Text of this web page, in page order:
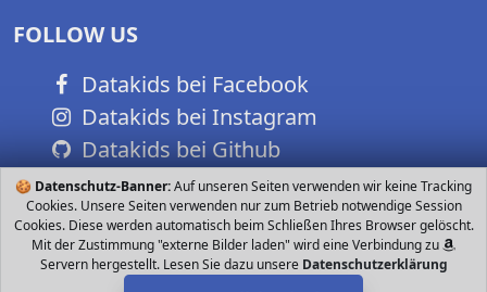
🍪 Datenschutz-Banner:Auf unseren Seiten verwenden wir keine Tracking
Cookies. Unsere Seiten verwenden nur zum Betrieb notwendige Session
Cookies. Diese werden automatisch beim Schließen Ihres Browser gelöscht.
Mit der Zustimmung "externe Bilder laden" wird eine Verbindung zu
Servern hergestellt. Lesen Sie dazu unsere Datenschutzerklärung
FOLLOW US
Datakids bei Facebook
Datakids bei Instagram
Datakids bei Github